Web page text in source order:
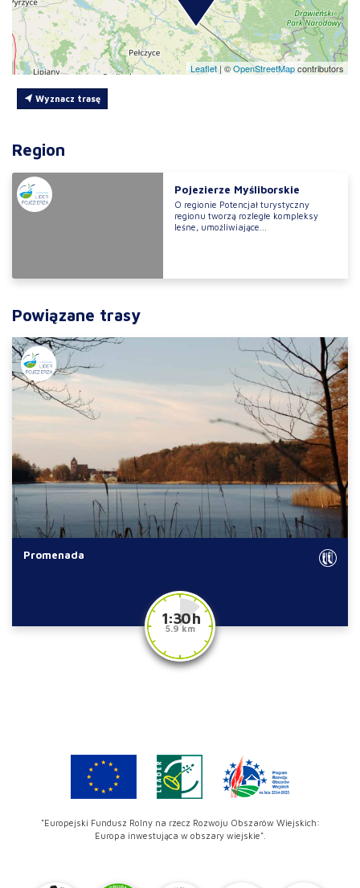
Leaflet | ©OpenStreetMapcontributors
Wyznacz trasę
Region
Pojezierze Myśliborskie
O regionie Potencjał turystyczny
regionu tworzą rozległe kompleksy
leśne, umożliwiające...
Powiązane trasy
Promenada
1:30 h
5.9 km
"Europejski Fundusz Rolny na rzecz Rozwoju Obszarów Wiejskich:
Europa inwestująca w obszary wiejskie".